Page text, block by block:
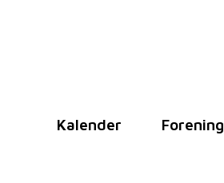
Kalender Forening